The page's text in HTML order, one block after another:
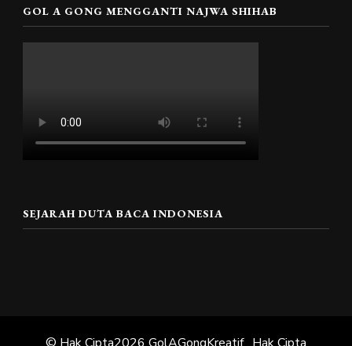
GOL A GONG MENGGANTI NAJWA SHIHAB
SEJARAH DUTA BACA INDONESIA